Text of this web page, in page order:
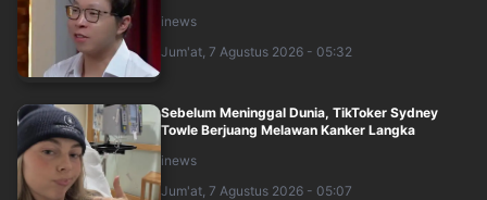
inews
Jum'at, 7 Agustus 2026 - 05:32
Sebelum Meninggal Dunia, TikToker Sydney
Towle Berjuang Melawan Kanker Langka
inews
Jum'at, 7 Agustus 2026 - 05:07